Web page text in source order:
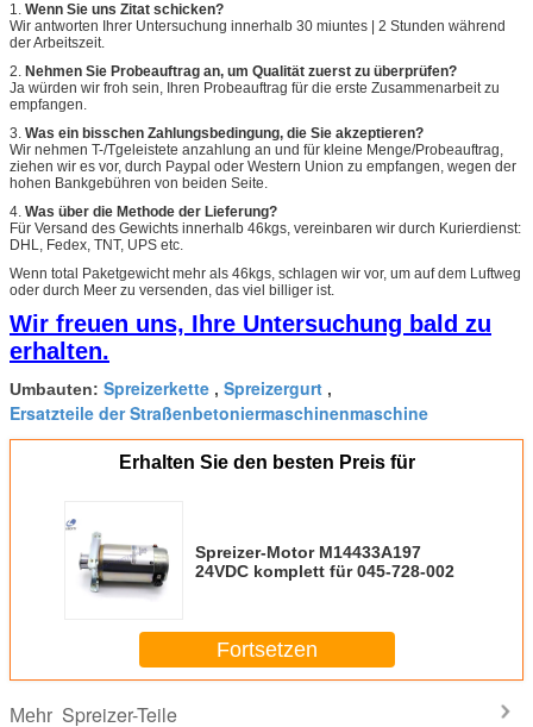
1. Wenn Sie uns Zitat schicken?
Wir antworten Ihrer Untersuchung innerhalb 30 miuntes | 2 Stunden während
der Arbeitszeit.
2. Nehmen Sie Probeauftrag an, um Qualität zuerst zu überprüfen?
Ja würden wir froh sein, Ihren Probeauftrag für die erste Zusammenarbeit zu
empfangen.
3. Was ein bisschen Zahlungsbedingung, die Sie akzeptieren?
Wir nehmen T-/Tgeleistete anzahlung an und für kleine Menge/Probeauftrag,
ziehen wir es vor, durch Paypal oder Western Union zu empfangen, wegen der
hohen Bankgebühren von beiden Seite.
4. Was über die Methode der Lieferung?
Für Versand des Gewichts innerhalb 46kgs, vereinbaren wir durch Kurierdienst:
DHL, Fedex, TNT, UPS etc.
Wenn total Paketgewicht mehr als 46kgs, schlagen wir vor, um auf dem Luftweg
oder durch Meer zu versenden, das viel billiger ist.
Wir freuen uns, Ihre Untersuchung bald zu
erhalten.
Umbauten: Spreizerkette , Spreizergurt ,
Ersatzteile der Straßenbetoniermaschinenmaschine
Erhalten Sie den besten Preis für
Spreizer-Motor M14433A197
24VDC komplett für 045-728-002
Fortsetzen
Mehr Spreizer-Teile